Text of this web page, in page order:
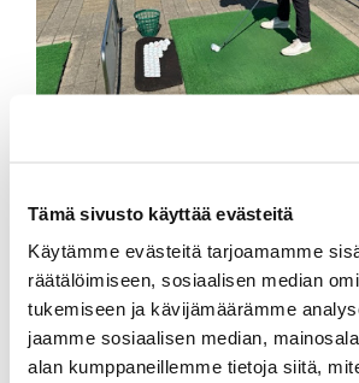
Tämä sivusto käyttää evästeitä
Käytämme evästeitä tarjoamamme
räätälöimiseen, sosiaalisen median
tukemiseen ja kävijämäärämme
jaamme sosiaalisen median,
alan kumppaneillemme tietoja siitä,
TAKAISIN